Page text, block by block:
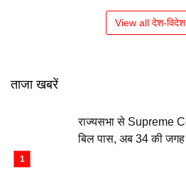
View all देश-विदेश
ताजा खबरें
राज्यसभा से Supreme
बिल पास, अब 34 की जगह